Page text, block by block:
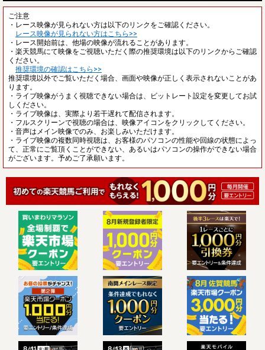
ご注意
・レース映像が見られない方は以下のリンクをご確認ください。
レース映像が見られない方はこちら>>
・レース開始前は、他場の映像が流れることがあります。
・楽天競馬にて映像をご視聴いただく際の推奨環境は以下のリンクからご確認
ください。
推奨環境の確認はこちら>>
推奨環境以外でご覧いただく場合、画面や映像が正しく表示されないことがあ
ります。
・ライブ映像がうまく視聴できない場合は、ビットレート設定を変更してお試
しください。
・ライブ映像は、実際より若干遅れて配信されます。
・フルスクリーンで視聴の場合は、映像アイコンをクリックしてください。
・音声はメイン映像でのみ、お楽しみいただけます。
・ライブ映像の複数同時視聴は、お客様のパソコンの性能や回線の状態によっ
て、正常にご覧頂くことができない、あるいはパソコンの操作ができない場合
がございます。予めご了承願います。